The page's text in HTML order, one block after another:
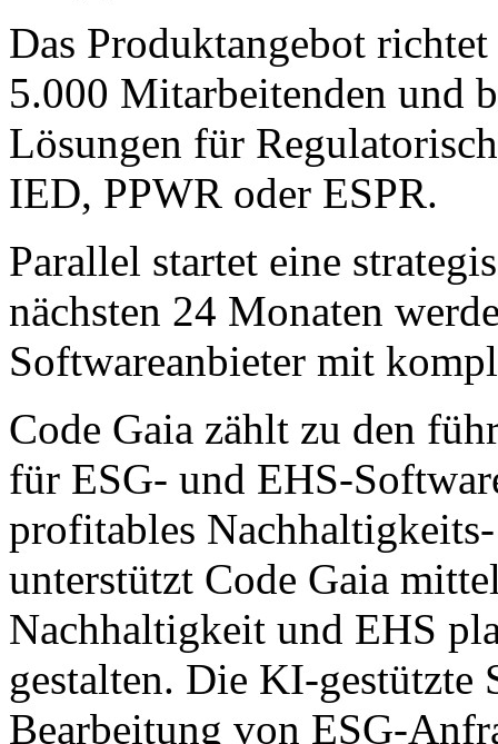
Das Produktangebot
5.000 Mitarbeitenden und
Lösungen für
IED, PPWR oder ESPR.
Parallel startet eine
nächsten 24 Monaten
Softwareanbieter mit
Code Gaia zählt zu den
für ESG- und EHS-
profitables
unterstützt Code Gaia
Nachhaltigkeit und EHS
gestalten. Die KI-gestützte
Bearbeitung von ESG-